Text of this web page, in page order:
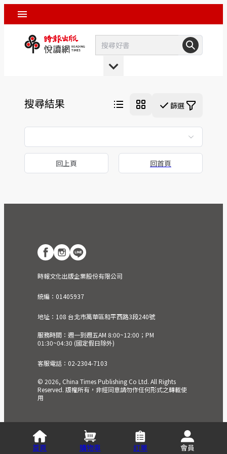
搜尋結果 篩選
回上頁 回首頁
時報文化出版企業股份有限公司
統編：01405937
地址：108 台北市萬華區和平西路3段240號
服務時間：週一到週五AM 8:00~12:00；PM
01:30~04:30 (國定假日除外)
客服電話：02-2304-7103
© 2026, China Times Publishing Co Ltd. All Rights
Reserved. 版權所有，非經同意請勿作任何形式之轉載使
用
首頁 購物車 訂單 會員